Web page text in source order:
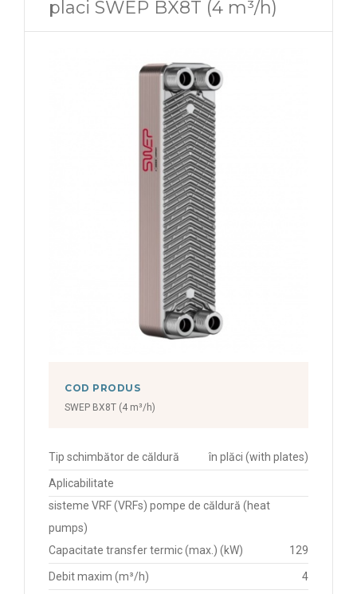
placi SWEP BX8T (4 m³/h)
COD PRODUS
SWEP BX8T (4 m³/h)
Tip schimbător de căldură în plăci (with plates)
Aplicabilitate
sisteme VRF (VRFs) pompe de căldură (heat
pumps)
Capacitate transfer termic (max.) (kW)
129
Debit maxim (m³/h) 4